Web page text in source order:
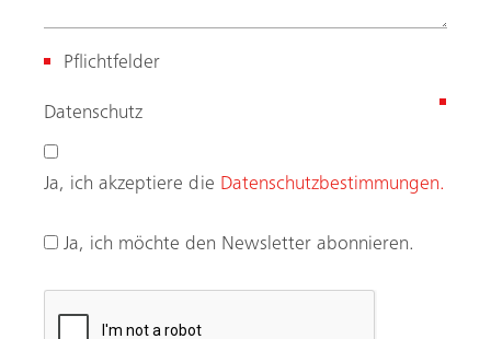
Pflichtfelder
Datenschutz
r
o
d
e
Ja, ich akzeptiere die Datenschutzbestimmungen.
Ja, ich möchte den Newsletter abonnieren.